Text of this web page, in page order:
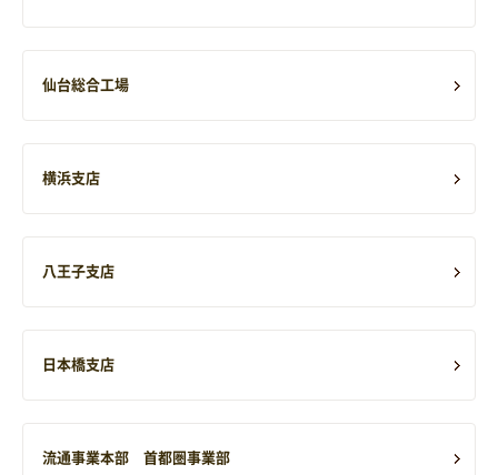
仙台総合工場
横浜支店
八王子支店
日本橋支店
流通事業本部 首都圏事業部